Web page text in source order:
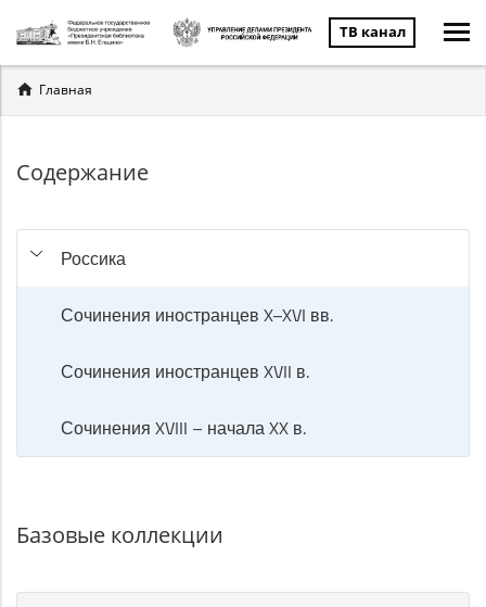
ТВ канал
Вы
здесь
Главная
Содержание
Россика
Сочинения иностранцев X–XVI вв.
Сочинения иностранцев XVII в.
Сочинения XVIII – начала XX в.
Базовые коллекции